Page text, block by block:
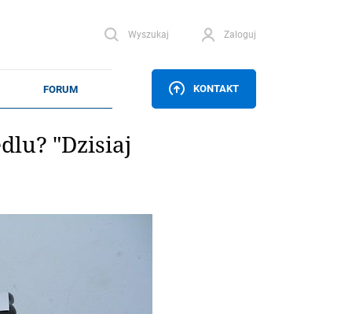
Wyszukaj Zaloguj
KONTAKT
"Dzisiaj